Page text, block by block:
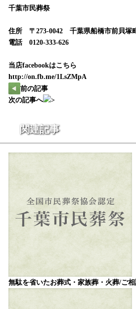
千葉市民葬祭
住所 〒273-0042 千葉県船橋市前貝塚
電話 0120-333-626
当店facebookはこちら
http://on.fb.me/1LsZMpA
前の記事
次の記事へ
関連記事
無駄を省いたお葬式・家族葬・火葬/ご